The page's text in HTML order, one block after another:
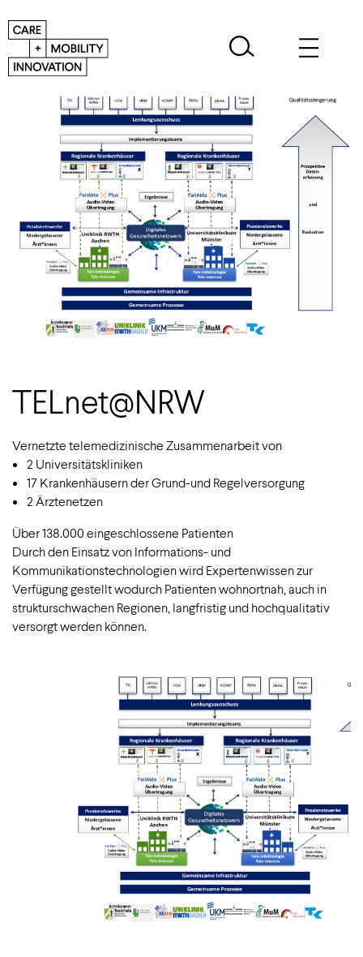
TELnet@NRW
Vernetzte telemedizinische Zusammenarbeit von
2 Universitätskliniken
17 Krankenhäusern der Grund-und Regelversorgung
2 Ärztenetzen
Über 138.000 eingeschlossene Patienten
Durch den Einsatz von Informations- und
Kommunikationstechnologien wird Expertenwissen zur
Verfügung gestellt wodurch Patienten wohnortnah, auch in
strukturschwachen Regionen, langfristig und hochqualitativ
versorgt werden können.